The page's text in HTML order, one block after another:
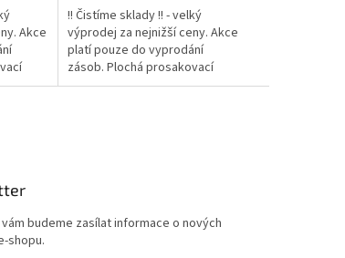
Akce
závlahu
!! Čistíme sklady !! - velký
výprodej za nejnižší ceny. Akce
platí pouze do vyprodání
zásob. Plochá prosakovací
hadice pro kapénkovou závlahu
budeme zasílat informace o nových
shopu.